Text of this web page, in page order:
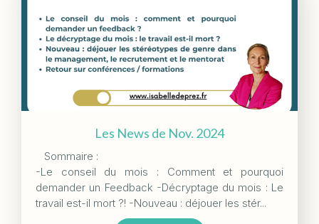
Les News de Nov. 2024
Sommaire :
-Le conseil du mois : Comment et pourquoi
demander un Feedback -Décryptage du mois : Le
travail est-il mort ?! -Nouveau : déjouer les stér...